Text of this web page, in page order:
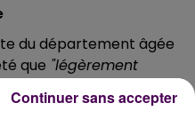
du département âgée
que "légèrement
centre hospitalier du
Continuer sans accepter